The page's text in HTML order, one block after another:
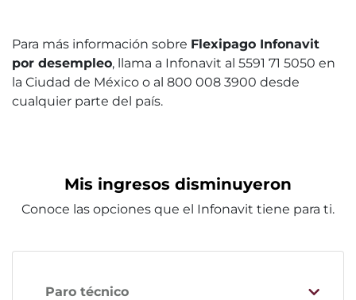
Para más información sobre Flexipago Infonavit
por desempleo, llama a Infonavit al 5591 71 5050 en
la Ciudad de México o al 800 008 3900 desde
cualquier parte del país.
Mis ingresos disminuyeron
Conoce las opciones que el Infonavit tiene para ti.
Paro técnico